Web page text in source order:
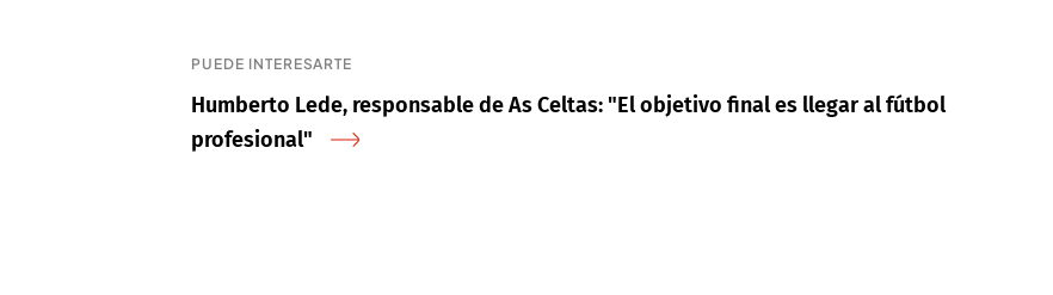
PUEDE INTERESARTE
Humberto Lede, responsable de As Celtas: "El objetivo final es llegar al fútbol
profesional"